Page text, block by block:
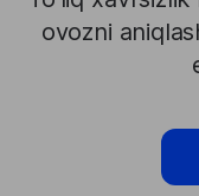
ovozni